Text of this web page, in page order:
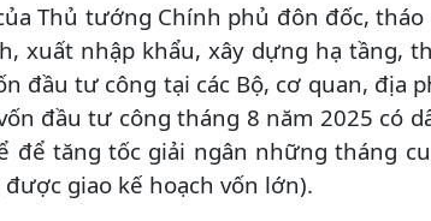
Thủ tướng Chính phủ đôn đốc,
xuất nhập khẩu, xây dựng hạ tầng,
đầu tư công tại các Bộ, cơ quan, địa
đầu tư công tháng 8 năm 2025 có
để tăng tốc giải ngân những tháng
giao kế hoạch vốn lớn).